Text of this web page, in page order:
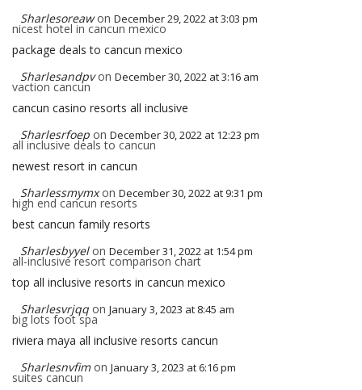
Sharlesoreaw on December 29, 2022 at 3:03 pm
nicest hotel in cancun mexico
package deals to cancun mexico
Sharlesandpv on December 30, 2022 at 3:16 am
vaction cancun
cancun casino resorts all inclusive
Sharlesrfoep on December 30, 2022 at 12:23 pm
all inclusive deals to cancun
newest resort in cancun
Sharlessmymx on December 30, 2022 at 9:31 pm
high end cancun resorts
best cancun family resorts
Sharlesbyyel on December 31, 2022 at 1:54 pm
all-inclusive resort comparison chart
top all inclusive resorts in cancun mexico
Sharlesvrjqq on January 3, 2023 at 8:45 am
big lots foot spa
riviera maya all inclusive resorts cancun
Sharlesnvfim on January 3, 2023 at 6:16 pm
suites cancun